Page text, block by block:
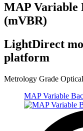
MAP Variable
(mVBR)
LightDirect
platform
Metrology Grade
MAP Variable